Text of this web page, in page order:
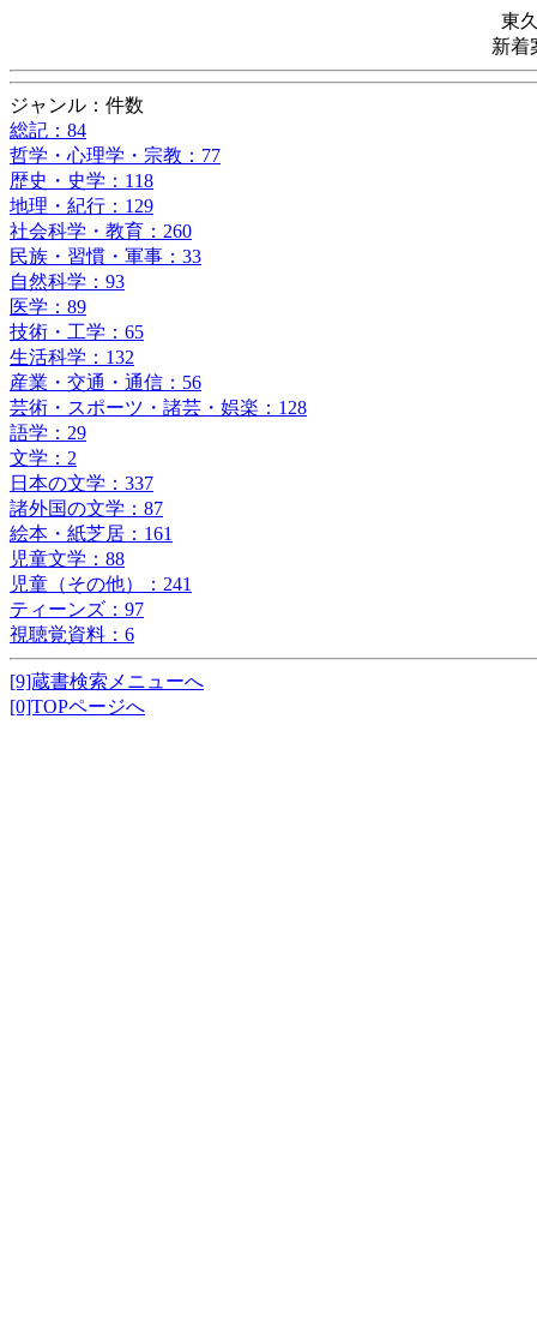
東
新着
ジャンル：件数
総記：84
哲学・心理学・宗教：77
歴史・史学：118
地理・紀行：129
社会科学・教育：260
民族・習慣・軍事：33
自然科学：93
医学：89
技術・工学：65
生活科学：132
産業・交通・通信：56
芸術・スポーツ・諸芸・娯楽：128
語学：29
文学：2
日本の文学：337
諸外国の文学：87
絵本・紙芝居：161
児童文学：88
児童（その他）：241
ティーンズ：97
視聴覚資料：6
[9]蔵書検索メニューへ
[0]TOPページへ